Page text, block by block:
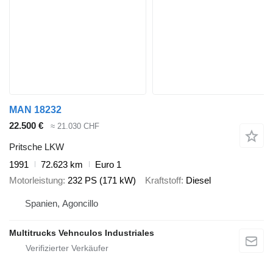
MAN 18232
22.500 €
≈ 21.030 CHF
Pritsche LKW
1991
72.623 km
Euro 1
Motorleistung 232 PS (171 kW) Kraftstoff Diesel
Spanien, Agoncillo
Multitrucks Vehnculos Industriales